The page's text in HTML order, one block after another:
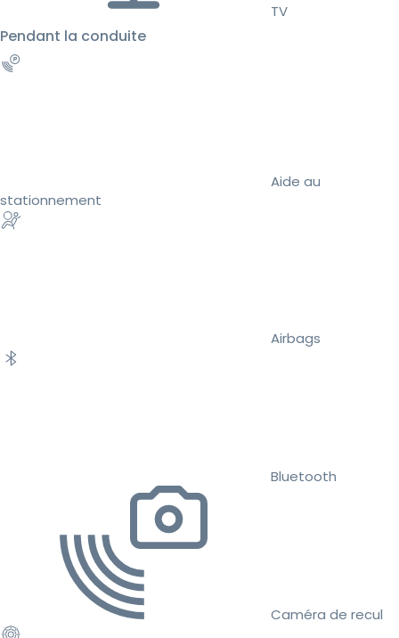
TV
Pendant la conduite
Aide au
stationnement
Airbags
Bluetooth
Caméra de recul